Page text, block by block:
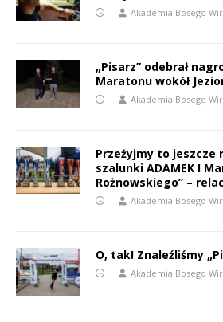
Akademia Bosego
„Pisarz” odebrał
Maratonu wokół
Akademia Bosego
Przeżyjmy to jeszcze
szalunki ADAMEK I
Rożnowskiego” –
Akademia Bosego
O, tak! Znaleźliśmy
Akademia Bosego